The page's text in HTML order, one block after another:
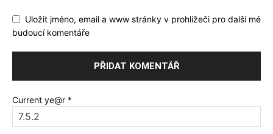
Uložit jméno, email a www stránky v prohlížeči pro další mé
budoucí komentáře
Current ye@r *